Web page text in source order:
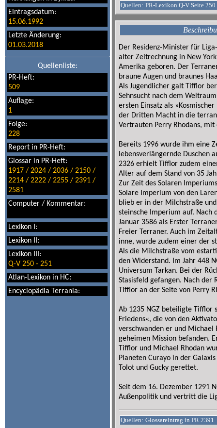
Eintragsdatum:
15.06.1992
Letzte Änderung:
01.03.2018
Quellenliste:
PR-Heft:
509
Auflage:
1
Folge:
228
Report in PR-Heft:
Glossar in PR-Heft:
1917 / 2024 / 2036 / 2150 /
2214 / 2222 / 2255 / 2391 /
2581
Computer / Kommentar:
Lexikon I:
Lexikon II:
Lexikon III:
Q-V 250 - 251
Atlan-Lexikon in HC:
Encyclopädia Terrania:
Quellen: PR-Lexikon Q-V Seite 250
Der Residenz-Minister für
alter Zeitrechnung in New
Amerika geboren. Der
braune Augen und braunes
Als Jugendlicher galt Tifflor
Sehnsucht nach dem
ersten Einsatz als
der Dritten Macht in die
Vertrauten Perry Rhodans,
Bereits 1996 wurde ihm eine
lebensverlängernde Duschen
2326 erhielt Tifflor zudem
Alter auf dem Stand von 35
Zur Zeit des Solaren
Solare Imperium von den
blieb er in der Milchstraße
steinsche Imperium auf. Nach
Januar 3586 als Erster
Freier Terraner. Auch im
inne, wurde zudem einer der
Als die Milchstraße vom
den Widerstand. Im Jahr 448
Universum Tar­kan. Bei der
Stasisfeld gefangen. Nach der
Tifflor an der Seite von Perry
Ab 1235 NGZ beteiligte Tifflor
Friedens«, die von den
verschwanden er und Michael
geheimen Mission befanden.
Tifflor und Michael Rhodan
Planeten Curayo in der
Tolot und Gucky gerettet.
Seit dem 16. Dezember 1291
Außenpolitik und vertritt die
Quellen: Glossareintrag in PR 2391